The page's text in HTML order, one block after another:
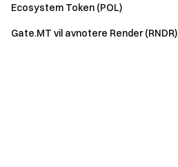
Ecosystem Token (POL)
Gate.MT vil avnotere Render (RNDR)